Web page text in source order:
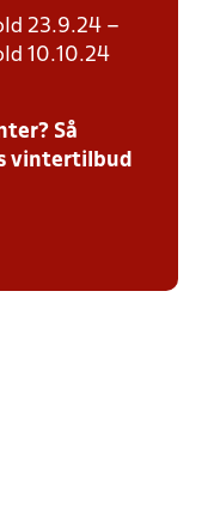
23.9.24 –
10.10.24
Så
vintertilbud